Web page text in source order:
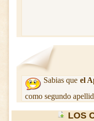
Sabias que el
como segundo
LOS